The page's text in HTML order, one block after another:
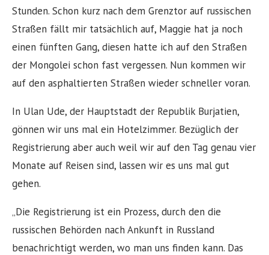
Stunden. Schon kurz nach dem Grenztor auf russischen
Straßen fällt mir tatsächlich auf, Maggie hat ja noch
einen fünften Gang, diesen hatte ich auf den Straßen
der Mongolei schon fast vergessen. Nun kommen wir
auf den asphaltierten Straßen wieder schneller voran.
In Ulan Ude, der Hauptstadt der Republik Burjatien,
gönnen wir uns mal ein Hotelzimmer. Bezüglich der
Registrierung aber auch weil wir auf den Tag genau vier
Monate auf Reisen sind, lassen wir es uns mal gut
gehen.
„Die Registrierung ist ein Prozess, durch den die
russischen Behörden nach Ankunft in Russland
benachrichtigt werden, wo man uns finden kann. Das